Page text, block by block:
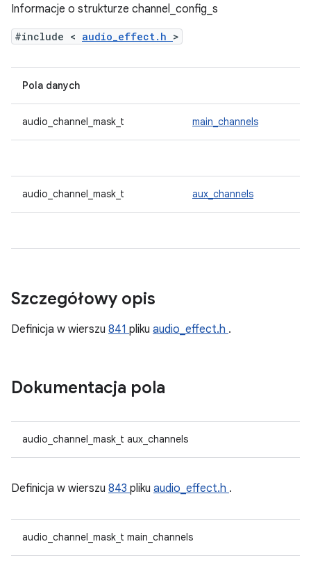
Informacje o strukturze channel_config_s
#include < audio_effect.h >
Pola danych
audio_channel_mask_t main_channels
audio_channel_mask_t aux_channels
Szczegółowy opis
Definicja w wierszu 841 pliku audio_effect.h .
Dokumentacja pola
audio_channel_mask_t aux_channels
Definicja w wierszu 843 pliku audio_effect.h .
audio_channel_mask_t main_channels